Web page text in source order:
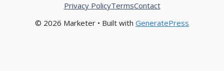
© 2026 Marketer • Built with GeneratePress
Privacy PolicyTermsContact